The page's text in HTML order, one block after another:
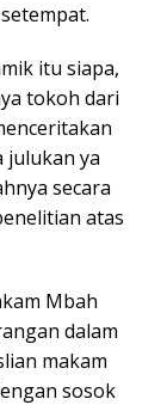
itu siapa,
tokoh dari
julukan ya
secara
atas
Mbah
dalam
makam
sosok